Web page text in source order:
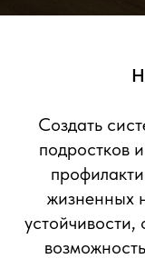
Создать
подростков
жизненных